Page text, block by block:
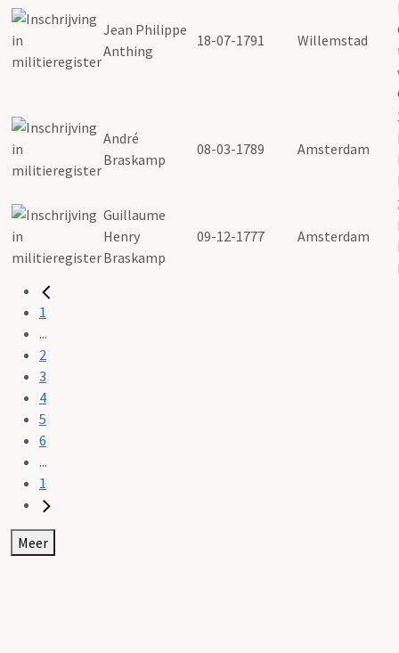
Jean Philippe
Anthing
18-07-1791 Willemstad
André
Braskamp
08-03-1789 Amsterdam
Guillaume
Henry
Braskamp
09-12-1777 Amsterdam
1
...
2
3
4
5
6
...
1
Meer